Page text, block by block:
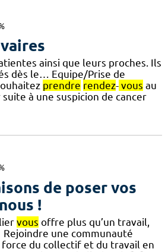
ainsi que leurs proches. Ils
dès le… Equipe/Prise de
prendre rendez- vous au
à une suspicion de cancer
de poser vos
!
vous offre plus qu’un travail,
une communauté
force du collectif et du travail en